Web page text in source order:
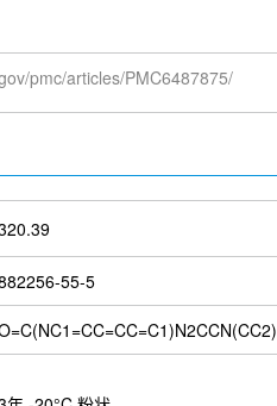
pmc/articles/PMC6487875/
55-5